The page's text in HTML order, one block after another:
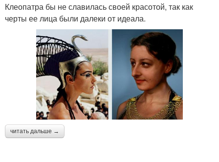
Клеопатра бы не славилась своей красотой, так как
черты ее лица были далеки от идеала.
читать дальше →